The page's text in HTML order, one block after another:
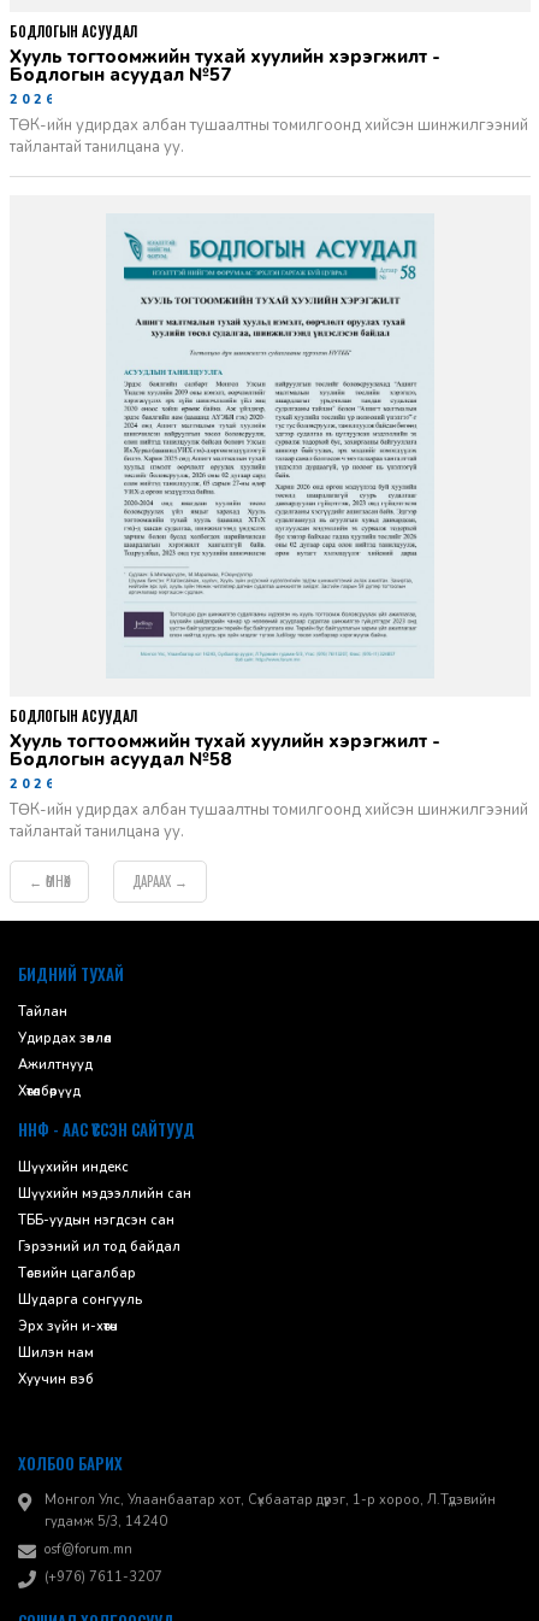
Хууль тогтоомжийн тухай хуулийн хэрэгжилт -
Бодлогын асуудал №57
2026-06-02
ТӨК-ийн удирдах албан тушаалтны томилгоонд хийсэн шинжилгээний
тайлантай танилцана уу.
БОДЛОГЫН АСУУДАЛ
Хууль тогтоомжийн тухай хуулийн хэрэгжилт -
Бодлогын асуудал №58
2026-06-02
ТӨК-ийн удирдах албан тушаалтны томилгоонд хийсэн шинжилгээний
тайлантай танилцана уу.
БОДЛОГЫН АСУУДАЛ
← ӨМНӨХ ДАРААХ →
БИДНИЙ ТУХАЙ
Тайлан
Удирдах зөвлөл
Ажилтнууд
Хөтөлбөрүүд
ННФ - ААС ҮҮССЭН САЙТУУД
Шүүхийн индекс
Шүүхийн мэдээллийн сан
ТББ-уудын нэгдсэн сан
Гэрээний ил тод байдал
Төсвийн цагалбар
Шударга сонгууль
Эрх зүйн и-хөтөч
Шилэн нам
Хуучин вэб
ХОЛБОО БАРИХ
Монгол Улс, Улаанбаатар хот, Сүхбаатар дүүрэг, 1-р хороо, ​Л.Түдэвийн
гудамж 5/3, 14240
osf@forum.mn
(+976) 7611-3207